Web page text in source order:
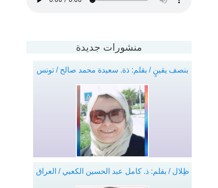
منشورات جديدة
بنصف يقينٍ / بقلم: ذة. سعيدة محمد صالح / تونس
ظِلال / بقلم: ذ. كامل عبد الحسين الكعبي / العراق